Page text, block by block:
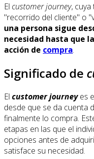
El customer journey,
"recorrido del cliente" o
una persona sigue
necesidad hasta que
acción de compra.
Significado de
El customer journeyes
desde que se da cuenta
finalmente lo compra.
etapas en las que el
opciones antes de
satisface su necesidad.